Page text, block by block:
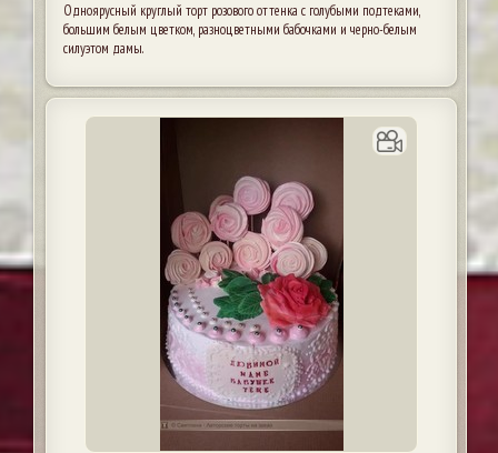
Одноярусный круглый торт розового оттенка с голубыми подтеками,
большим белым цветком, разноцветными бабочками и черно-белым
силуэтом дамы.